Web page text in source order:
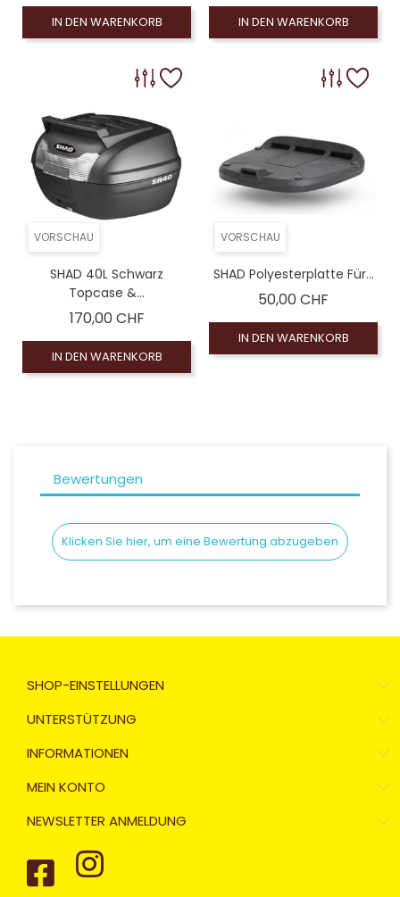
IN DEN WARENKORB IN DEN WARENKORB
VORSCHAU
SHAD 40L Schwarz
Topcase &...
170,00 CHFPreis
IN DEN WARENKORB
VORSCHAU
SHAD Polyesterplatte Für...
50,00 CHF
IN DEN WARENKORB
Bewertungen
Klicken Sie hier, um eine Bewertung abzugeben
SHOP-EINSTELLUNGEN
UNTERSTÜTZUNG
INFORMATIONEN
MEIN KONTO
NEWSLETTER ANMELDUNG